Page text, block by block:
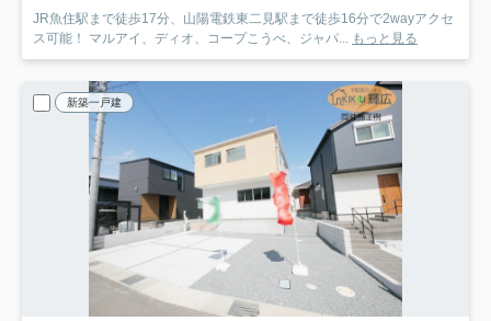
JR魚住駅まで徒歩17分、山陽電鉄東二見駅まで徒歩16分で2wayアクセ
ス可能！ マルアイ、ディオ、コープこうべ、ジャパ... もっと見る
新築一戸建